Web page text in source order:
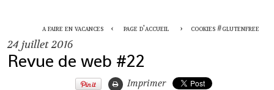
a faire en vacances page d'accueil cookies #glutenfree
24 juillet 2016
Revue de web #22
Imprimer